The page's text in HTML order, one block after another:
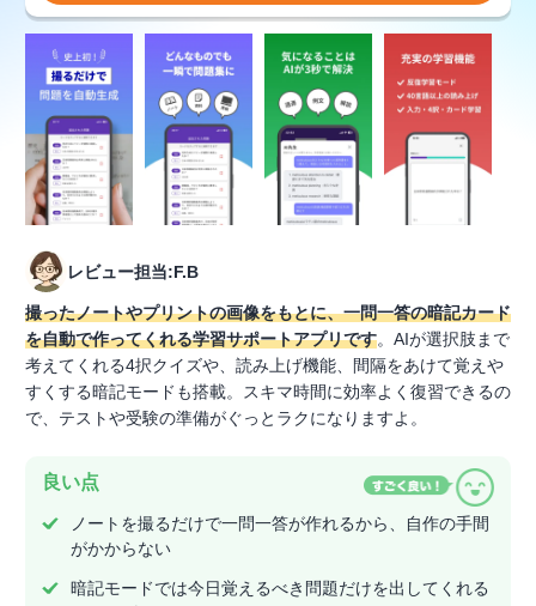
レビュー担当:F.B
撮ったノートやプリントの画像をもとに、一問一答の暗記カード
を自動で作ってくれる学習サポートアプリです。AIが選択肢まで
考えてくれる4択クイズや、読み上げ機能、間隔をあけて覚えや
すくする暗記モードも搭載。スキマ時間に効率よく復習できるの
で、テストや受験の準備がぐっとラクになりますよ。
良い点
ノートを撮るだけで一問一答が作れるから、自作の手間
がかからない
暗記モードでは今日覚えるべき問題だけを出してくれる